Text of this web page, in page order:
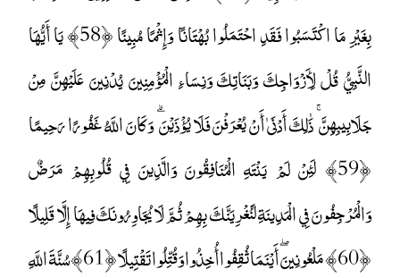
بِغَيْرِ مَا اكْتَسَبُوا فَقَدِ احْتَمَلُوا بُهْتَانًا وَإِثْمًا مُبِينًا ﴿58﴾ يَا أَيُّهَا
النَّبِيُّ قُلْ لِأَزْوَاجِكَ وَبَنَاتِكَ وَنِسَاءِ الْمُؤْمِنِينَ يُدْنِينَ عَلَيْهِنَّ مِنْ
جَلَابِيبِهِنَّ ۚ ذَٰلِكَ أَدْنَىٰ أَنْ يُعْرَفْنَ فَلَا يُؤْذَيْنَ ۗ وَكَانَ اللَّهُ غَفُورًا رَحِيمًا
﴿59﴾ لَئِنْ لَمْ يَنْتَهِ الْمُنَافِقُونَ وَالَّذِينَ فِي قُلُوبِهِمْ مَرَضٌ
وَالْمُرْجِفُونَ فِي الْمَدِينَةِ لَنُغْرِيَنَّكَ بِهِمْ ثُمَّ لَا يُجَاوِرُونَكَ فِيهَا إِلَّا قَلِيلًا
﴿60﴾ مَلْعُونِينَ ۖ أَيْنَمَا ثُقِفُوا أُخِذُوا وَقُتِّلُوا تَقْتِيلًا ﴿61﴾ سُنَّةَ اللَّهِ